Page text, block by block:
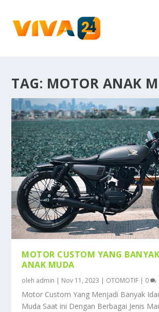
TAG: MOTOR ANAK
MOTOR CUSTOM YANG
ANAK MUDA
oleh admin | Nov 11, 2023 | OTOMOTIF | 0
Motor Custom Yang Menjadi Banyak
Muda Saat ini Dengan Berbagai Jenis